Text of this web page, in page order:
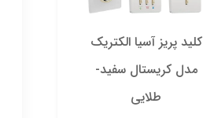
کلید پریز آسیا الکتریک
مدل کریستال سفید-
طلایی